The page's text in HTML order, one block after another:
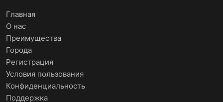
Главная
О нас
Преимущества
Города
Регистрация
Условия пользования
Конфиденциальность
Поддержка